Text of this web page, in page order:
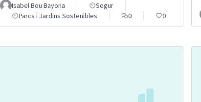
Isabel Bou Bayona
Segur
Parcs i Jardins Sostenibles
0 0